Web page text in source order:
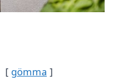
gömma